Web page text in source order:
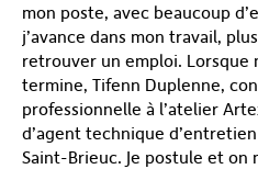
mon poste, avec beaucoup
j’avance dans mon travail,
retrouver un emploi. Lorsque
termine, Tifenn Duplenne,
professionnelle à l’atelier
d’agent technique
Saint-Brieuc. Je postule et on